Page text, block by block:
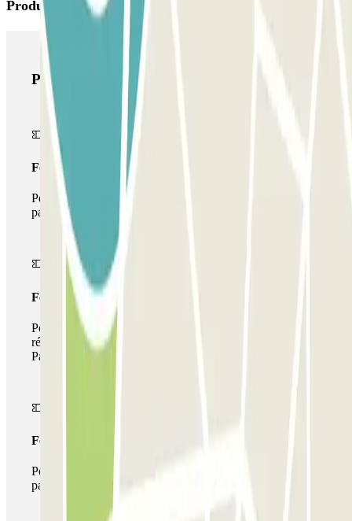
Produits Parclick
Produits Parclick
Forfait Simple
Pendant votre séjour, vous ne pourrez entrer et sortir du
parking qu'une seule fois
Forfait de stationnement multiple
Pendant votre séjour, vous pouvez utiliser l'ensemble du
réseau de parkings de cet opérateur disponible sur
Parclick.
Forfait illimité
Pendant votre séjour, vous pouvez entrer et sortir du
parking aussi souvent que vous le souhaitez.